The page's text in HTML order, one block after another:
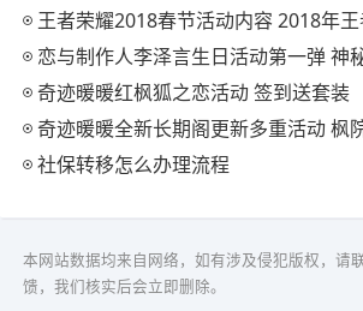
王者荣耀2018春节活动内容 2018年王者
恋与制作人李泽言生日活动第一弹 神
奇迹暖暖红枫狐之恋活动 签到送套装
奇迹暖暖全新长期阁更新多重活动 枫
社保转移怎么办理流程
本网站数据均来自网络，如有涉及侵犯版权，请
馈，我们核实后会立即删除。